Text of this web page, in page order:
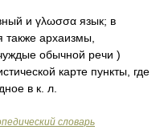
и γλωσσα язык; в
также архаизмы,
обычной речи )
карте пункты, где
в к. л.
словарь